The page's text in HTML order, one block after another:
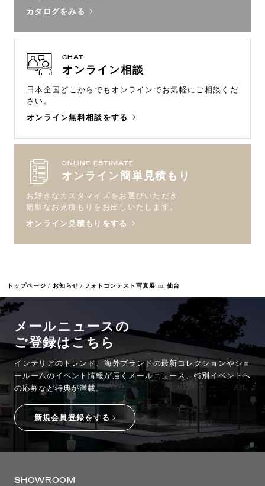
トップページ お知らせ フォトコンテスト写真展 in 仙台
カタログをみる
CHAT
オンライン相談
日本全国どこからでもオンラインでお気軽にご相談くだ
さい。
オンライン無料相談をする
ONLINE ESTIMATE
オンライン簡単見積もり
お好きなカスタマイズをお選びいただき
簡単なお見積もりをお出しいたします。
オンライン見積もりをする
メールニュースの
ご登録はこちら
インテリアのトレンド、海外ブランドの最新コレクションやショ
ールームのイベント情報が届くメールニュース、特別イベントへ
の応募など特典が満載。
新規会員登録をする
SHOWROOM